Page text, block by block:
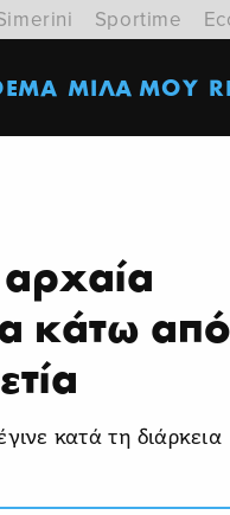
Sportime
MΙΛΑ ΜΟΥ
κάτω από
κατά τη διάρκεια